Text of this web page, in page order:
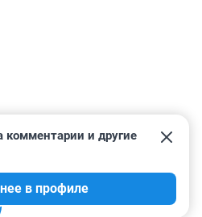
комментарии и другие
в профиле